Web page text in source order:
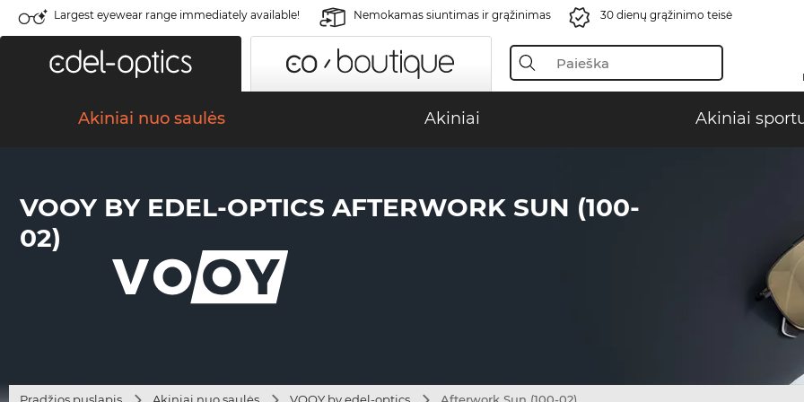
Largest eyewear range immediately available! Nemokamas siuntimas ir grąžinimas 30 dienų grąžinimo teisė
Akiniai nuo saulės Akiniai Akiniai
VOOY BY EDEL-OPTICS AFTERWORK SUN (100-
02)